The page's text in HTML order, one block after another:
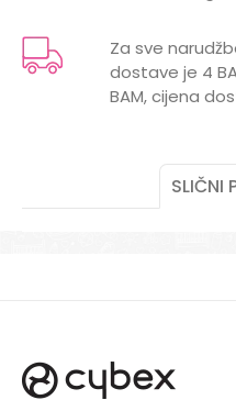
POL
Za sve
dostave je 4
BAM, cijena
SLIČNI